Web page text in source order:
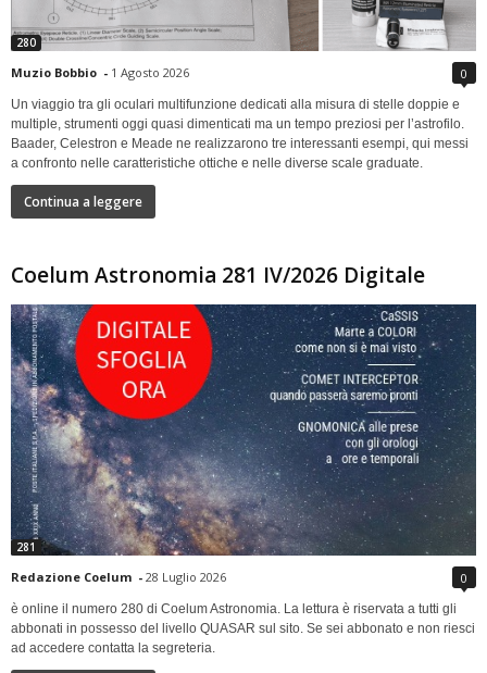
280
Muzio Bobbio - 1 Agosto 2026 0
Un viaggio tra gli oculari multifunzione dedicati alla misura di stelle doppie e
multiple, strumenti oggi quasi dimenticati ma un tempo preziosi per l’astrofilo.
Baader, Celestron e Meade ne realizzarono tre interessanti esempi, qui messi
a confronto nelle caratteristiche ottiche e nelle diverse scale graduate.
Continua a leggere
Coelum Astronomia 281 IV/2026 Digitale
281
Redazione Coelum - 28 Luglio 2026 0
è online il numero 280 di Coelum Astronomia. La lettura è riservata a tutti gli
abbonati in possesso del livello QUASAR sul sito. Se sei abbonato e non riesci
ad accedere contatta la segreteria.